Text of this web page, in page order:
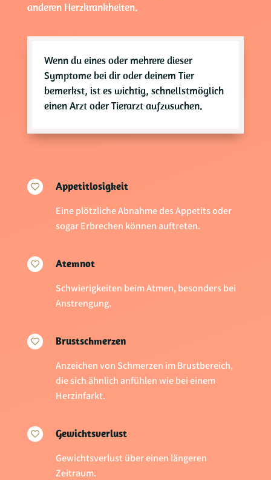
anderen Herzkrankheiten.
Wenn du eines oder mehrere dieser
Symptome bei dir oder deinem Tier
bemerkst, ist es wichtig, schnellstmöglich
einen Arzt oder Tierarzt aufzusuchen.
 Appetitlosigkeit
Eine plötzliche Abnahme des Appetits oder
sogar Erbrechen können auftreten.
 Atemnot
Schwierigkeiten beim Atmen, besonders bei
Anstrengung.
 Brustschmerzen
Anzeichen von Schmerzen im Brustbereich,
die sich ähnlich anfühlen wie bei einem
Herzinfarkt.
 Gewichtsverlust
Gewichtsverlust über einen längeren
Zeitraum.